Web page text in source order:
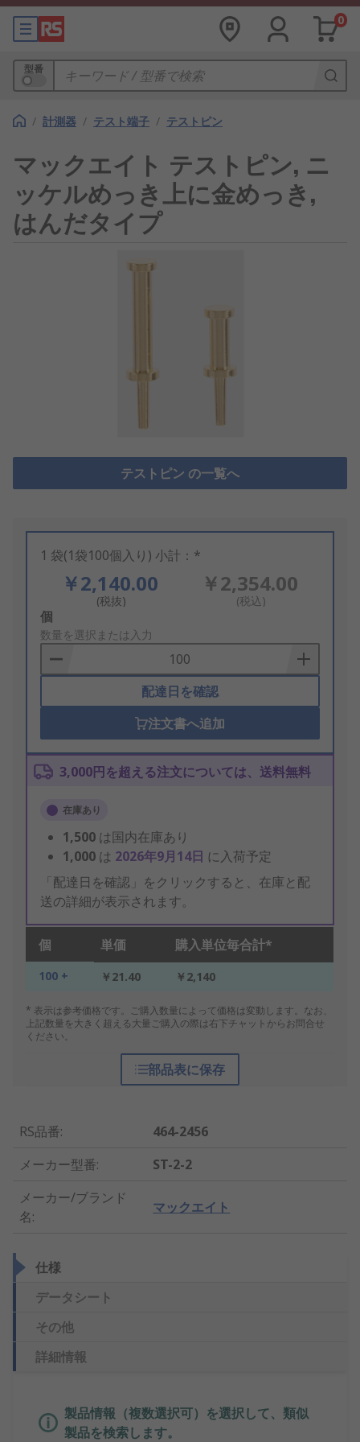
0
型番
/ 計測器 / テスト端子 / テストピン
マックエイト テストピン, ニ
ッケルめっき上に金めっき,
はんだタイプ
テストピン の一覧へ
1 袋(1袋100個入り) 小計：*
￥2,140.00
(税抜)
￥2,354.00
(税込)
Add
to
Basket
個
数量を選択または入力
配達日を確認
注文書へ追加
3,000円を超える注文については、送料無料
在庫あり
1,500 は国内在庫あり
1,000 は 2026年9月14日 に入荷予定
「配達日を確認」をクリックすると、在庫と配
送の詳細が表示されます。
個 単価 購入単位毎合計*
100 + ￥21.40 ￥2,140
* 表示は参考価格です。ご購入数量によって価格は変動します。なお、
上記数量を大きく超える大量ご購入の際は右下チャットからお問合せ
ください。
部品表に保存
RS品番:
464-2456
メーカー型番:
ST-2-2
メーカー/ブランド
名:
マックエイト
仕様
データシート
その他
詳細情報
製品情報（複数選択可）を選択して、類似
製品を検索します。